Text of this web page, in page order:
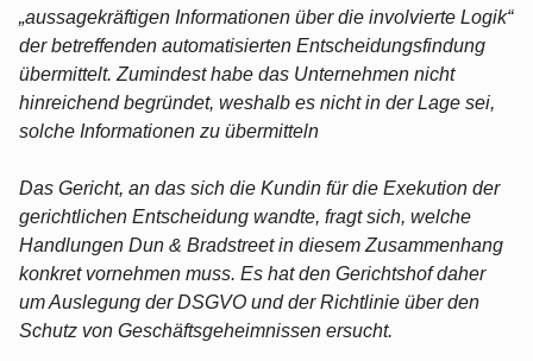
„aussagekräftigen Informationen über die involvierte Logik“
der betreffenden automatisierten Entscheidungsfindung
übermittelt. Zumindest habe das Unternehmen nicht
hinreichend begründet, weshalb es nicht in der Lage sei,
solche Informationen zu übermitteln
Das Gericht, an das sich die Kundin für die Exekution der
gerichtlichen Entscheidung wandte, fragt sich, welche
Handlungen Dun & Bradstreet in diesem Zusammenhang
konkret vornehmen muss. Es hat den Gerichtshof daher
um Auslegung der DSGVO und der Richtlinie über den
Schutz von Geschäftsgeheimnissen ersucht.